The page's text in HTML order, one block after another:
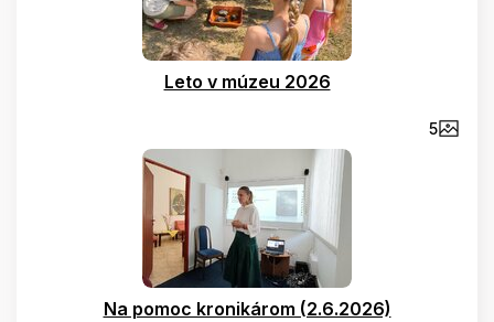
Leto v múzeu 2026
5
Na pomoc kronikárom (2.6.2026)